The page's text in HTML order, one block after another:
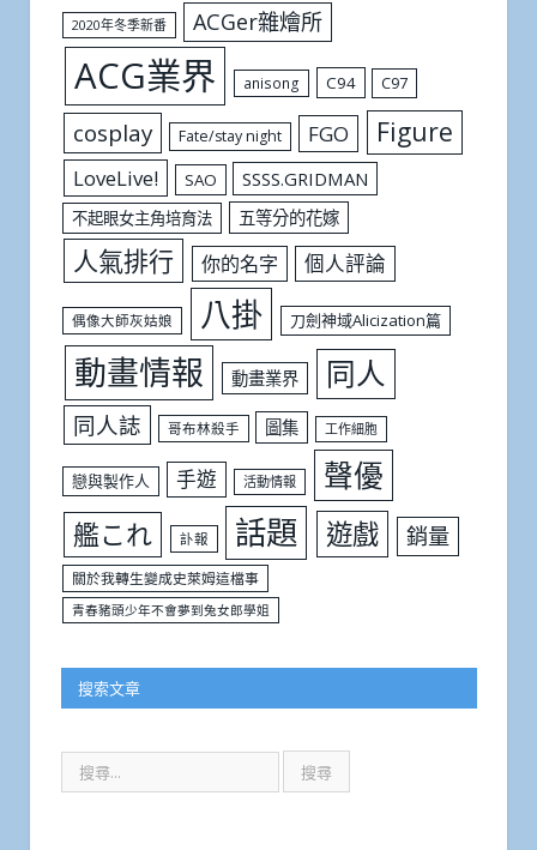
2020年冬季新番 ACGer雜燴所
ACG業界 anisong C94 C97
cosplay Fate/stay night FGO Figure
LoveLive! SAO SSSS.GRIDMAN
不起眼女主角培育法 五等分的花嫁
人氣排行 你的名字 個人評論
偶像大師灰姑娘 八掛 刀劍神域Alicization篇
動畫情報 動畫業界 同人
同人誌 哥布林殺手 圖集 工作細胞
戀與製作人 手遊 活動情報 聲優
艦これ 訃報 話題 遊戲 銷量
關於我轉生變成史萊姆這檔事
青春豬頭少年不會夢到兔女郎學姐
搜索文章